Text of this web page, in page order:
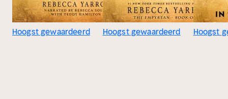
Hoogst gewaardeerd Hoogst gewaardeerd Hoogst